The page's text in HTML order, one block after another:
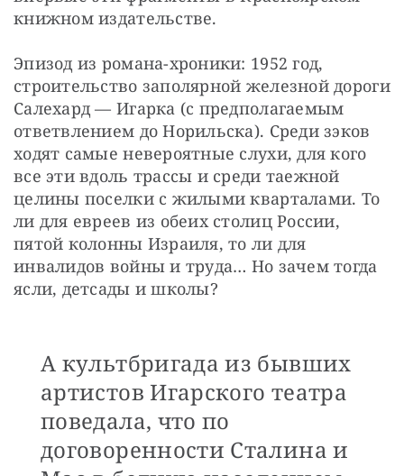
книжном издательстве.
Эпизод из романа-хроники: 1952 год,
строительство заполярной железной дороги
Салехард — Игарка (с предполагаемым
ответвлением до Норильска). Среди зэков
ходят самые невероятные слухи, для кого
все эти вдоль трассы и среди таежной
целины поселки с жилыми кварталами. То
ли для евреев из обеих столиц России,
пятой колонны Израиля, то ли для
инвалидов войны и труда… Но зачем тогда
ясли, детсады и школы?
А культбригада из бывших
артистов Игарского театра
поведала, что по
договоренности Сталина и